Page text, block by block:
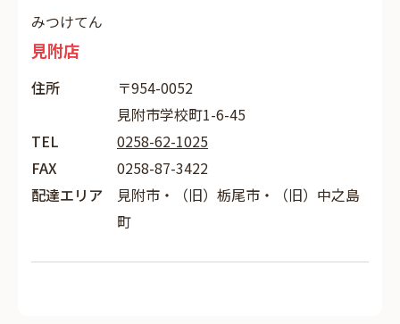
みつけてん
見附店
住所
〒954-0052
見附市学校町1-6-45
TEL
0258-62-1025
FAX
0258-87-3422
配達エリア
見附市・（旧）栃尾市・（旧）中之島
町